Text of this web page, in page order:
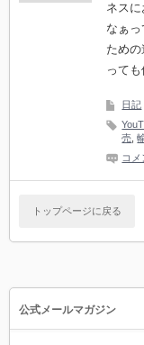
ネス
なぁ
ため
って
日記
売 ,
コメ
トップページに戻る
公式メールマガジン